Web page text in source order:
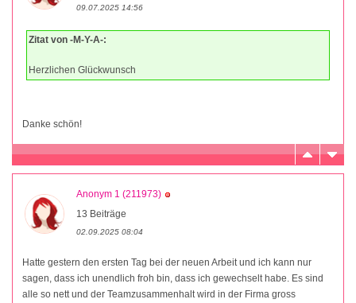
09.07.2025 14:56
Zitat von -M-Y-A-:
Herzlichen Glückwunsch
Danke schön!
Anonym 1 (211973)
13 Beiträge
02.09.2025 08:04
Hatte gestern den ersten Tag bei der neuen Arbeit und ich kann nur
sagen, dass ich unendlich froh bin, dass ich gewechselt habe. Es sind
alle so nett und der Teamzusammenhalt wird in der Firma gross